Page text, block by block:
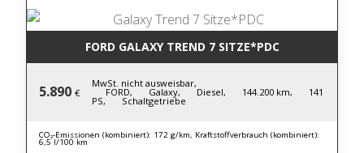
FORD GALAXY TREND 7 SITZE*PDC
5.890 €
MwSt. nicht ausweisbar,
FORD, Galaxy, Diesel, 144.200 km, 141
PS, Schaltgetriebe
CO₂-Emissionen (kombiniert): 172 g/km, Kraftstoffverbrauch (kombiniert):
6,5 l/100 km